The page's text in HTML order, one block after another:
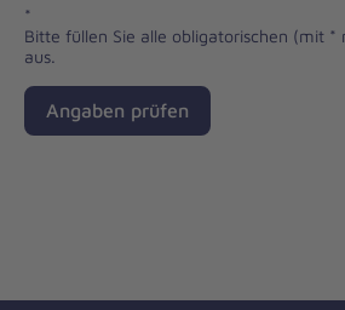
*
Bitte füllen Sie alle obligatorischen (mit *
aus.
Angaben prüfen